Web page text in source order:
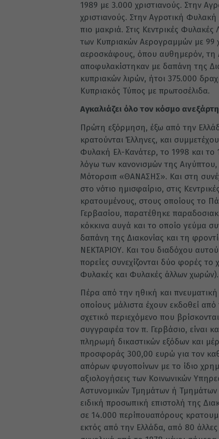
1989 με 3.000 χριστιανούς. Στην
χριστιανούς. Στην Αγροτική
πιο μακριά. Στις Κεντρικές
των Κυπριακών Αερογραμμών με 99
αεροσκάφους, όπου αυθημερόν, τη
αποφυλακίστηκαν με δαπάνη της
κυπριακών λιρών, ήτοι 375.000
Κυπριακός Τύπος με πρωτοσέλιδα.
Αγκαλιάζει όλο τον κόσμο
Πρώτη εξόρμηση, έξω από την
κρατούνται Έλληνες, και
Φυλακή Ελ-Κανάτερ, το 1998 και το
λόγω των κανονισμών της Αιγύπτου,
Μότορσιπ «ΘΑΝΑΣΗΣ». Και στη
στο νότιο ημισφαίριο, στις
κρατουμένους, στους οποίους το
Γερβασίου, παρατέθηκε
κόκκινα αυγά και το οποίο γεύμα
δαπάνη της Διακονίας και τη
ΝΕΚΤΑΡΙΟΥ. Και του διαδόχου
πορείες συνεχίζονται δύο φορές το
Φυλακές και Φυλακές άλλων χωρών).
Πέρα από την ηθική και
οποίους μάλιστα έχουν εκδοθεί
σχετικό περιεχόμενο που
συγγραφέα τον π. Γερβάσιο, είναι
πληρωμή δικαστικών εξόδων και
προσφοράς 300,00 ευρώ για τον
απόρων φυγοποίνων με το ίδιο
αξιολογήσεις των Κοινωνικών
Αστυνομικών Τμημάτων ή Τμημάτων
ειδική προσωπική επιστολή της
σε 14.000 περίπουαπόρους
εκτός από την Ελλάδα, από 80